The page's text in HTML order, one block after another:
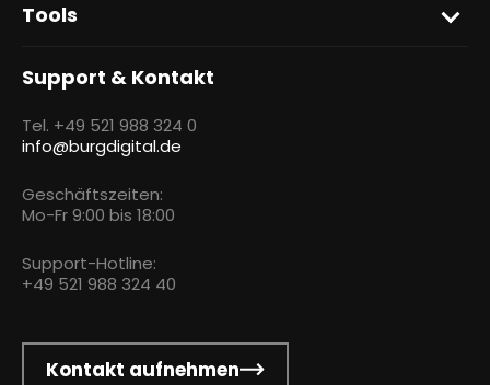
Tools
Support & Kontakt
Tel. +49 521 988 324 0
info@burgdigital.de
Geschäftszeiten:
Mo-Fr 9:00 bis 18:00
Support-Hotline:
+49 521 988 324 40
Kontakt aufnehmen